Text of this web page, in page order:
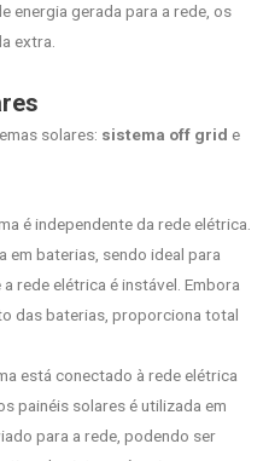
energia gerada para a rede, os
extra.
solares: sistema off grid e
é independente da rede elétrica.
em baterias, sendo ideal para
rede elétrica é instável. Embora
das baterias, proporciona total
está conectado à rede elétrica
painéis solares é utilizada em
para a rede, podendo ser